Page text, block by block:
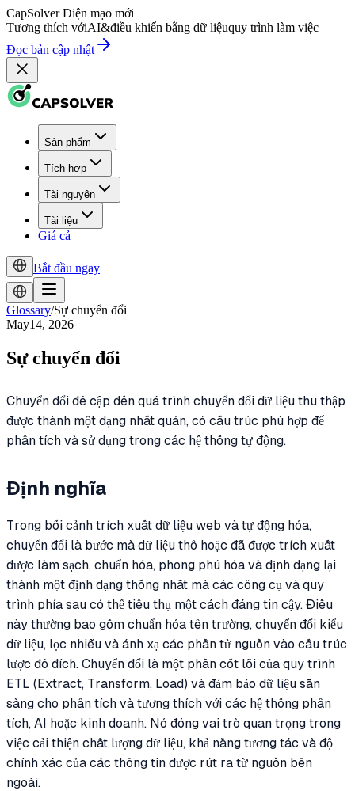
CapSolver Diện mạo mới
Tương thích vớiAI&điều khiển bằng dữ liệuquy trình làm việc
Đọc bản cập nhật
Sản phẩm
Tích hợp
Tài nguyên
Tài liệu
Giá cả
Bắt đầu ngay
Glossary/Sự chuyển đổi
May14, 2026
Sự chuyển đổi
Chuyển đổi đề cập đến quá trình chuyển đổi dữ liệu thu thập
được thành một dạng nhất quán, có cấu trúc phù hợp để
phân tích và sử dụng trong các hệ thống tự động.
Định nghĩa
Trong bối cảnh trích xuất dữ liệu web và tự động hóa,
chuyển đổi là bước mà dữ liệu thô hoặc đã được trích xuất
được làm sạch, chuẩn hóa, phong phú hóa và định dạng lại
thành một định dạng thống nhất mà các công cụ và quy
trình phía sau có thể tiêu thụ một cách đáng tin cậy. Điều
này thường bao gồm chuẩn hóa tên trường, chuyển đổi kiểu
dữ liệu, lọc nhiễu và ánh xạ các phần tử nguồn vào cấu trúc
lược đồ đích. Chuyển đổi là một phần cốt lõi của quy trình
ETL (Extract, Transform, Load) và đảm bảo dữ liệu sẵn
sàng cho phân tích và tương thích với các hệ thống phân
tích, AI hoặc kinh doanh. Nó đóng vai trò quan trọng trong
việc cải thiện chất lượng dữ liệu, khả năng tương tác và độ
chính xác của các thông tin được rút ra từ nguồn bên
ngoài.